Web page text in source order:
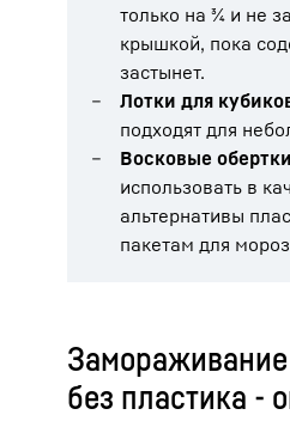
только на ¾ и не
крышкой, пока
застынет.
Лотки для
подходят для
Восковые обертки
использовать в
альтернативы
пакетам для
без пластика -